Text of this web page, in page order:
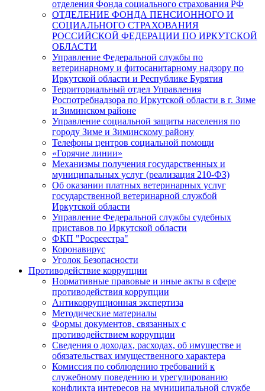
отделения Фонда социального страхования РФ
ОТДЕЛЕНИЕ ФОНДА ПЕНСИОННОГО И
СОЦИАЛЬНОГО СТРАХОВАНИЯ
РОССИЙСКОЙ ФЕДЕРАЦИИ ПО ИРКУТСКОЙ
ОБЛАСТИ
Управление Федеральной службы по
ветеринарному и фитосанитарному надзору по
Иркутской области и Республике Бурятия
Территориальный отдел Управления
Роспотребнадзора по Иркутской области в г. Зиме
и Зиминском районе
Управление социальной защиты населения по
городу Зиме и Зиминскому району
Телефоны центров социальной помощи
«Горячие линии»
Механизмы получения государственных и
муниципальных услуг (реализация 210-ФЗ)
Об оказании платных ветеринарных услуг
государственной ветеринарной службой
Иркутской области
Управление Федеральной службы судебных
приставов по Иркутской области
ФКП "Росреестра"
Коронавирус
Уголок Безопасности
Противодействие коррупции
Нормативные правовые и иные акты в сфере
противодействия коррупции
Антикоррупционная экспертиза
Методические материалы
Формы документов, связанных с
противодействием коррупции
Сведения о доходах, расходах, об имуществе и
обязательствах имущественного характера
Комиссия по соблюдению требований к
служебному поведению и урегулированию
конфликта интересов на муниципальной службе